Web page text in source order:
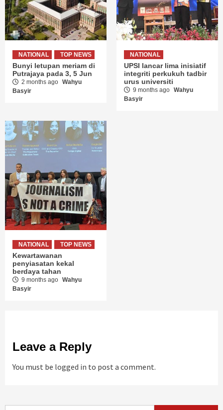
NATIONAL TOP NEWS
Bunyi letupan meriam di
Putrajaya pada 3, 5 Jun
2 months ago Wahyu
Basyir
NATIONAL
UPSI lancar lima inisiatif
integriti perkukuh tadbir
urus universiti
9 months ago Wahyu
Basyir
NATIONAL TOP NEWS
Kewartawanan
penyiasatan kekal
berdaya tahan
9 months ago Wahyu
Basyir
Leave a Reply
You must be logged in to post a comment.